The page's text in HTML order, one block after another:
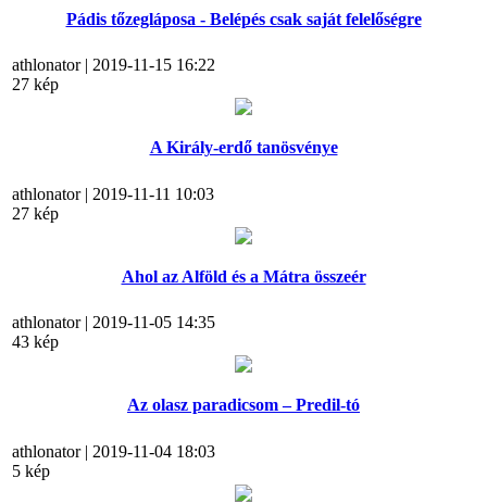
Pádis tőzegláposa - Belépés csak saját felelőségre
athlonator | 2019-11-15 16:22
27 kép
A Király-erdő tanösvénye
athlonator | 2019-11-11 10:03
27 kép
Ahol az Alföld és a Mátra összeér
athlonator | 2019-11-05 14:35
43 kép
Az olasz paradicsom – Predil-tó
athlonator | 2019-11-04 18:03
5 kép